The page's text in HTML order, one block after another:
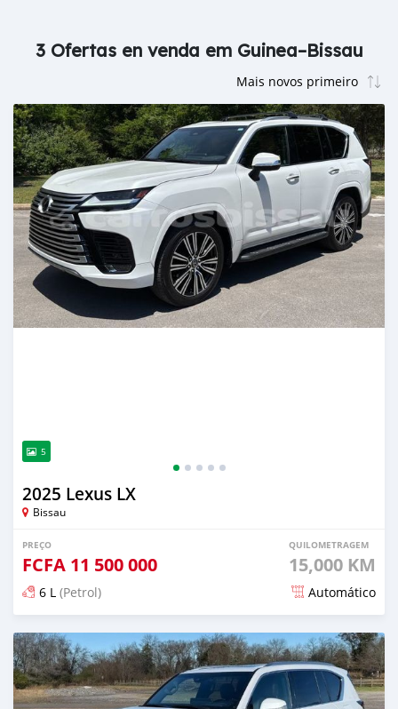
3 Ofertas en venda em Guinea–Bissau
5
2025 Lexus LX
Bissau
PREÇO
FCFA 11 500 000
QUILOMETRAGEM
15,000 KM
6 L (Petrol) Automático
Publicado aproximadamente 2 meses atrás